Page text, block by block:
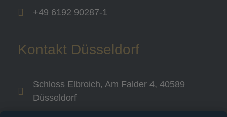
+49 6192 90287-1
Kontakt Düsseldorf
Schloss Elbroich, Am Falder 4, 40589
Düsseldorf